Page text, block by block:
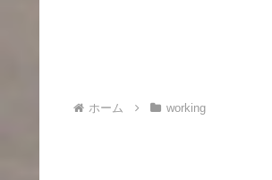
ホーム working